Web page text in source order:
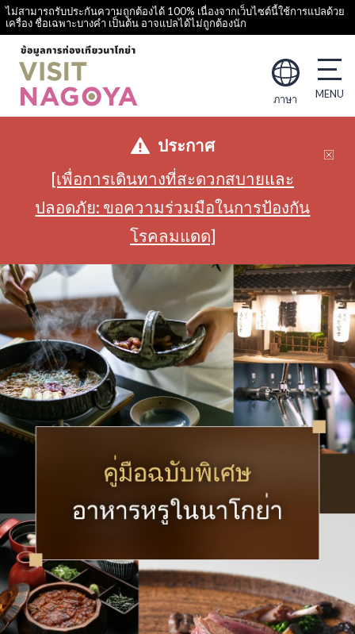
ไม่สามารถรับประกันความถูกต้องได้ 100% เนื่องจากเว็บไซต์นี้ใช้การแปลด้วย
เครื่อง ชื่อเฉพาะบางคำ เป็นต้น อาจแปลได้ไม่ถูกต้องนัก
ภาษา
ประกาศ
[เพื่อการเดินทางที่สะดวกสบายและ
ปลอดภัย: ขอความร่วมมือในการป้องกัน
โรคลมแดด]